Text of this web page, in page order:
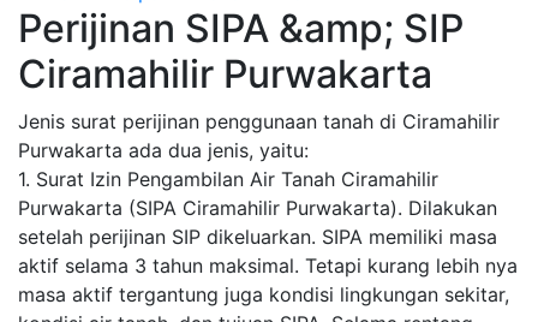
Perijinan SIPA &amp; SIP
Ciramahilir Purwakarta
Jenis surat perijinan penggunaan tanah di Ciramahilir
Purwakarta ada dua jenis, yaitu:
1. Surat Izin Pengambilan Air Tanah Ciramahilir
Purwakarta (SIPA Ciramahilir Purwakarta). Dilakukan
setelah perijinan SIP dikeluarkan. SIPA memiliki masa
aktif selama 3 tahun maksimal. Tetapi kurang lebih nya
masa aktif tergantung juga kondisi lingkungan sekitar,